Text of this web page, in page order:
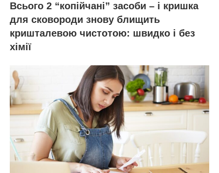
Всього 2 “копійчані” засоби – і кришка
для сковороди знову блищить
кришталевою чистотою: швидко і без
хімії